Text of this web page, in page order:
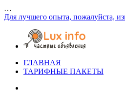
…
Для лучшего опыта, пожалуйста,
ГЛАВНАЯ
ТАРИФНЫЕ ПАКЕТЫ